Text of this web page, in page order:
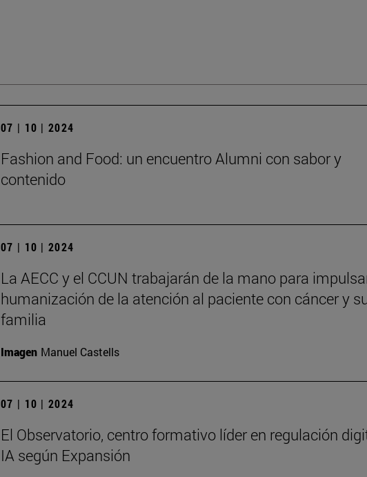
07 | 10 | 2024
Fashion and Food: un encuentro Alumni con sabor y
contenido
07 | 10 | 2024
La AECC y el CCUN trabajarán de la mano para
humanización de la atención al paciente con cáncer y
familia
Imagen Manuel Castells
07 | 10 | 2024
El Observatorio, centro formativo líder en regulación
IA según Expansión